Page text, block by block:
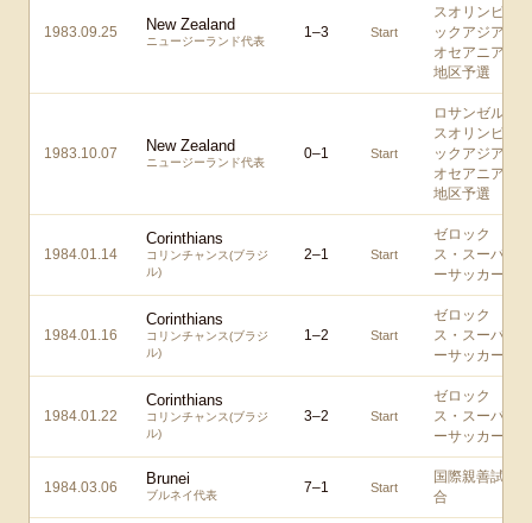
1983.09.25 New Zealand
ニュージーランド代表
1–3 Start
スオリンピ
ックアジア/
オセアニア
地区予選
1983.10.07 New Zealand
ニュージーランド代表
0–1 Start
ロサンゼル
スオリンピ
ックアジア/
オセアニア
地区予選
1984.01.14
Corinthians
コリンチャンス(ブラジ
ル)
2–1 Start
ゼロック
ス・スーパ
ーサッカー
1984.01.16
Corinthians
コリンチャンス(ブラジ
ル)
1–2 Start
ゼロック
ス・スーパ
ーサッカー
1984.01.22
Corinthians
コリンチャンス(ブラジ
ル)
3–2 Start
ゼロック
ス・スーパ
ーサッカー
1984.03.06 Brunei
ブルネイ代表 7–1 Start
国際親善試
合